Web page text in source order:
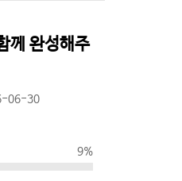
께 완성해주
06-30
9%